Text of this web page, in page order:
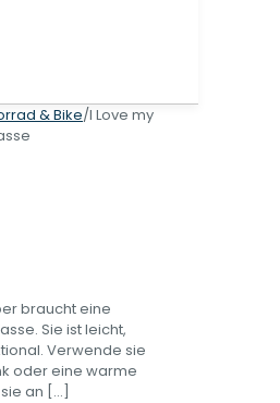
& Bike/I Love my
braucht eine
Sie ist leicht,
Verwende sie
oder eine warme
an […]